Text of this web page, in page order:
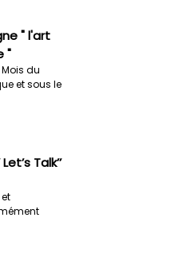
" l'art
"
du
et sous le
Talk’’